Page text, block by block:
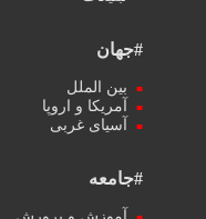
#جهان
بین الملل
آمریکا و اروپا
آسیای غربی
#جامعه